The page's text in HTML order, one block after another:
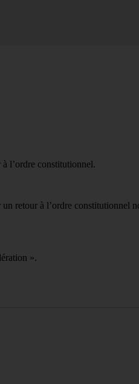
l’ordre constitutionnel.
retour à l’ordre constitutionnel
».